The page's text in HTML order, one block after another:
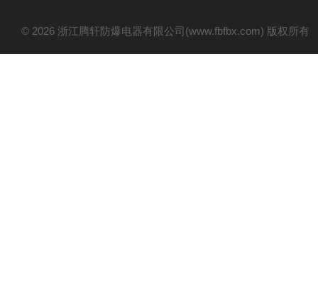
© 2026 浙江腾轩防爆电器有限公司(www.fbfbx.com) 版权所